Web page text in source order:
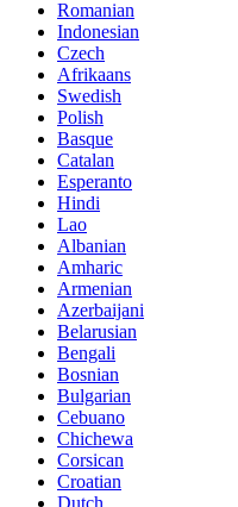
Romanian
Indonesian
Czech
Afrikaans
Swedish
Polish
Basque
Catalan
Esperanto
Hindi
Lao
Albanian
Amharic
Armenian
Azerbaijani
Belarusian
Bengali
Bosnian
Bulgarian
Cebuano
Chichewa
Corsican
Croatian